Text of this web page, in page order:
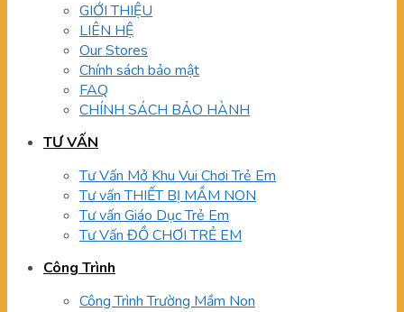
GIỚI THIỆU
LIÊN HỆ
Our Stores
Chính sách bảo mật
FAQ
CHÍNH SÁCH BẢO HÀNH
TƯ VẤN
Tư Vấn Mở Khu Vui Chơi Trẻ Em
Tư vấn THIẾT BỊ MẦM NON
Tư vấn Giáo Dục Trẻ Em
Tư Vấn ĐỒ CHƠI TRẺ EM
Công Trình
Công Trình Trường Mầm Non